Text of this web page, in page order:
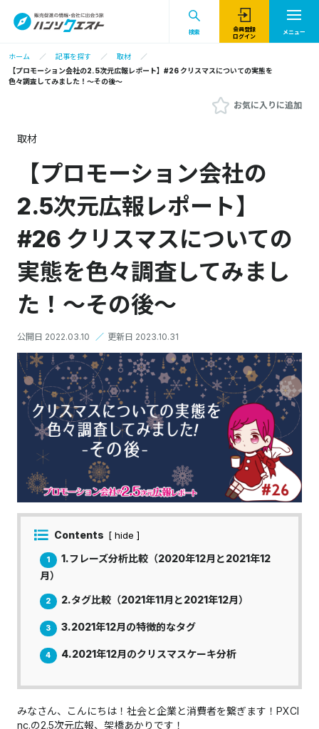
検索
会員登録
ログイン
メニュー
ホーム 記事を探す
取材
【プロモーション会社の2.5次元広報レポート】#26 クリスマスについての実態を
色々調査してみました！～その後～
お気に入りに追加
取材
【プロモーション会社の
2.5次元広報レポート】
#26 クリスマスについての
実態を色々調査してみまし
た！～その後～
公開日 2022.03.10 ／ 更新日 2023.10.31
Contents [ hide ]
1
1.フレーズ分析比較（2020年12月と2021年12
月）
2 2.タグ比較（2021年11月と2021年12月）
3 3.2021年12月の特徴的なタグ
4 4.2021年12月のクリスマスケーキ分析
みなさん、こんにちは！社会と企業と消費者を繋ぎます！PXCI
nc.の2.5次元広報、架橋あかりです！